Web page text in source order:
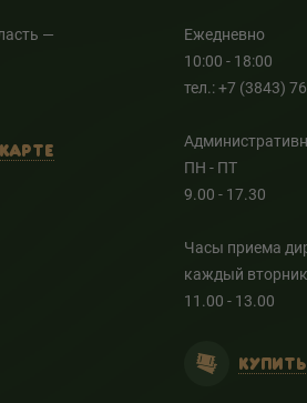
—
Ежедневно
10:00 - 18:00
тел.: +7 (3843)
ПН - ПТ
9.00 - 17.30
Часы приема
каждый
11.00 - 13.00